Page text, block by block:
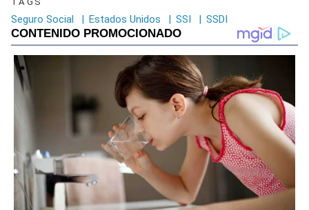
Seguro Social | Estados Unidos | SSI | SSDI